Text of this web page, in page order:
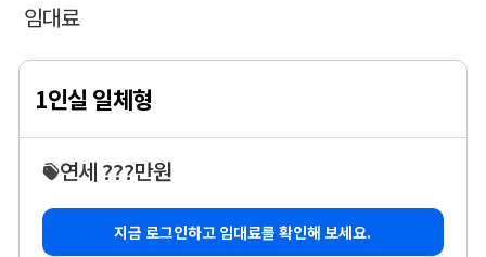
임대료
1인실 일체형
연세 ???만원
지금 로그인하고 임대료를 확인해 보세요.